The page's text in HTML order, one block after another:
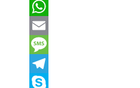
PrintFriendly
WhatsApp
Email
Message
Telegram